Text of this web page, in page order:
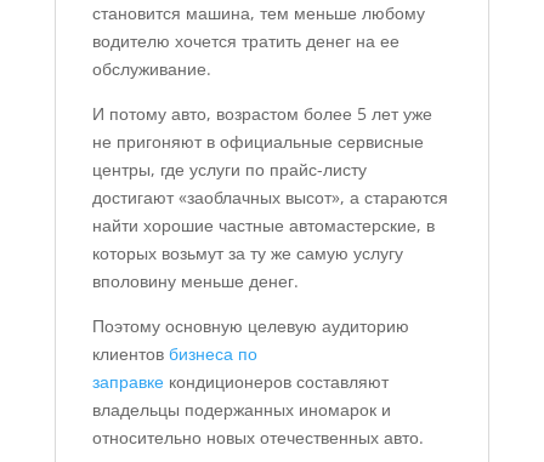
становится машина, тем меньше любому
водителю хочется тратить денег на ее
обслуживание.
И потому авто, возрастом более 5 лет уже
не пригоняют в официальные сервисные
центры, где услуги по прайс-листу
достигают «заоблачных высот», а стараются
найти хорошие частные автомастерские, в
которых возьмут за ту же самую услугу
вполовину меньше денег.
Поэтому основную целевую аудиторию
клиентов бизнеса по
заправкекондиционеров составляют
владельцы подержанных иномарок и
относительно новых отечественных авто.